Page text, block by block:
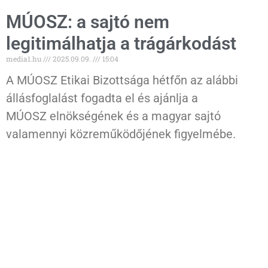
MÚOSZ: a sajtó nem
legitimálhatja a trágárkodást
media1.hu 2025.09.09. 15:04
A MÚOSZ Etikai Bizottsága hétfőn az alábbi
állásfoglalást fogadta el és ajánlja a
MÚOSZ elnökségének és a magyar sajtó
valamennyi közreműködőjének figyelmébe.